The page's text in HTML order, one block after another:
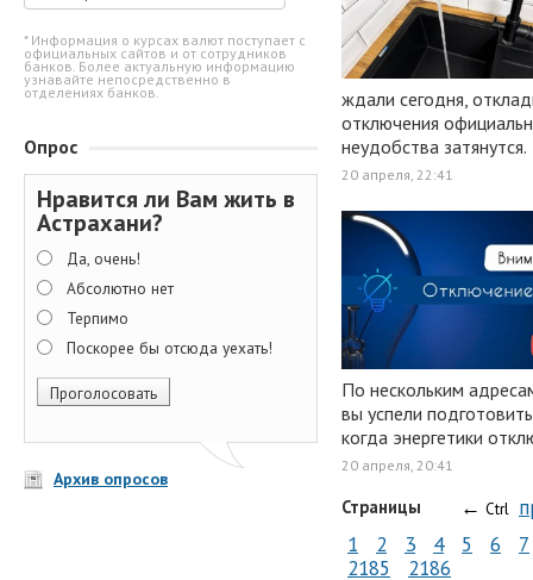
* Информация о курсах валют поступает с
официальных сайтов и от сотрудников
банков. Более актуальную информацию
узнавайте непосредственно в
отделениях банков.
Опрос
Нравится ли Вам жить в
Астрахани?
Да, очень!
Абсолютно нет
Терпимо
Поскорее бы отсюда уехать!
Архив опросов
ждали сегодня,
отключения
неудобства затянутся.
20 апреля, 22:41
По нескольким
вы успели
когда энергетики
20 апреля, 20:41
Страницы ← Ctrl
1
2 3 4 5 6
7
2185
2186